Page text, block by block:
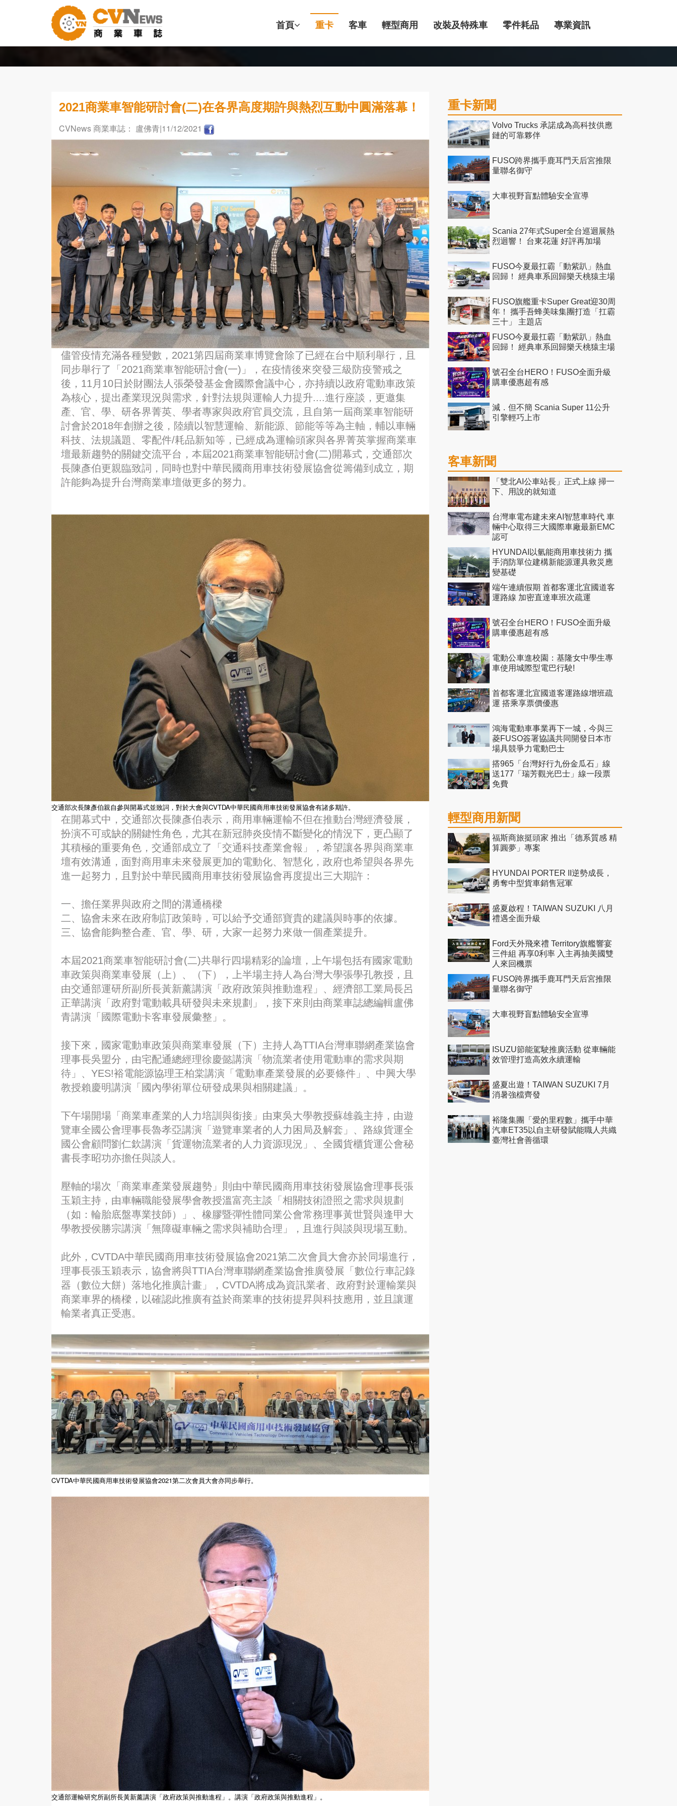
首頁 重卡 客車 輕型商用 改裝及特殊車 零件耗品 專業資訊
2021商業車智能研討會(二)在各界高度期許與熱烈互動中圓滿落幕！
CVNews 商業車誌： 盧佛青|11/12/2021
儘管疫情充滿各種變數，2021第四屆商業車博覽會除了已經在台中順利舉行，且
同步舉行了「2021商業車智能研討會(一)」，在疫情後來突發三級防疫警戒之
後，11月10日於財團法人張榮發基金會國際會議中心，亦持續以政府電動車政策
為核心，提出產業現況與需求，針對法規與運輸人力提升....進行座談，更邀集
產、官、學、研各界菁英、學者專家與政府官員交流，且自第一屆商業車智能研
討會於2018年創辦之後，陸續以智慧運輸、新能源、節能等等為主軸，輔以車輛
科技、法規議題、零配件/耗品新知等，已經成為運輸頭家與各界菁英掌握商業車
壇最新趨勢的關鍵交流平台，本屆2021商業車智能研討會(二)開幕式，交通部次
長陳彥伯更親臨致詞，同時也對中華民國商用車技術發展協會從籌備到成立，期
許能夠為提升台灣商業車壇做更多的努力。
交通部次長陳彥伯親自參與開幕式並致詞，對於大會與CVTDA中華民國商用車技術發展協會有諸多期許。
在開幕式中，交通部次長陳彥伯表示，商用車輛運輸不但在推動台灣經濟發展，
扮演不可或缺的關鍵性角色，尤其在新冠肺炎疫情不斷變化的情況下，更凸顯了
其積極的重要角色，交通部成立了「交通科技產業會報」，希望讓各界與商業車
壇有效溝通，面對商用車未來發展更加的電動化、智慧化，政府也希望與各界先
進一起努力，且對於中華民國商用車技術發展協會再度提出三大期許：
一、擔任業界與政府之間的溝通橋樑
二、協會未來在政府制訂政策時，可以給予交通部寶貴的建議與時事的依據。
三、協會能夠整合產、官、學、研，大家一起努力來做一個產業提升。
本屆2021商業車智能研討會(二)共舉行四場精彩的論壇，上午場包括有國家電動
車政策與商業車發展（上）、（下），上半場主持人為台灣大學張學孔教授，且
由交通部運研所副所長黃新薰講演「政府政策與推動進程」、經濟部工業局長呂
正華講演「政府對電動載具研發與未來規劃」，接下來則由商業車誌總編輯盧佛
青講演「國際電動卡客車發展彙整」。
接下來，國家電動車政策與商業車發展（下）主持人為TTIA台灣車聯網產業協會
理事長吳盟分，由宅配通總經理徐慶懿講演「物流業者使用電動車的需求與期
待」、YES!裕電能源協理王柏棠講演「電動車產業發展的必要條件」、中興大學
教授賴慶明講演「國內學術單位研發成果與相關建議」。
下午場開場「商業車產業的人力培訓與銜接」由東吳大學教授蘇雄義主持，由遊
覽車全國公會理事長魯孝亞講演「遊覽車業者的人力困局及解套」、路線貨運全
國公會顧問劉仁欽講演「貨運物流業者的人力資源現況」、全國貨櫃貨運公會秘
書長李昭功亦擔任與談人。
壓軸的場次「商業車產業發展趨勢」則由中華民國商用車技術發展協會理事長張
玉穎主持，由車輛職能發展學會教授溫富亮主談「相關技術證照之需求與規劃
（如：輪胎底盤專業技師）」、橡膠暨彈性體同業公會常務理事黃世賢與逢甲大
學教授侯勝宗講演「無障礙車輛之需求與補助合理」，且進行與談與現場互動。
此外，CVTDA中華民國商用車技術發展協會2021第二次會員大會亦於同場進行，
理事長張玉穎表示，協會將與TTIA台灣車聯網產業協會推廣發展「數位行車記錄
器（數位大餅）落地化推廣計畫」，CVTDA將成為資訊業者、政府對於運輸業與
商業車界的橋樑，以確認此推廣有益於商業車的技術提昇與科技應用，並且讓運
輸業者真正受惠。
CVTDA中華民國商用車技術發展協會2021第二次會員大會亦同步舉行。
交通部運輸研究所副所長黃新薰講演「政府政策與推動進程」。講演「政府政策與推動進程」。
重卡新聞
Volvo Trucks 承諾成為高科技供應
鏈的可靠夥伴
FUSO跨界攜手鹿耳門天后宮推限
量聯名御守
大車視野盲點體驗安全宣導
Scania 27年式Super全台巡迴展熱
烈迴響！ 台東花蓮 好評再加場
FUSO今夏最扛霸「動紫趴」熱血
回歸！ 經典車系回歸樂天桃猿主場
FUSO旗艦重卡Super Great迎30周
年！ 攜手吾蜂美味集團打造「扛霸
三十」 主題店
FUSO今夏最扛霸「動紫趴」熱血
回歸！ 經典車系回歸樂天桃猿主場
號召全台HERO！FUSO全面升級
購車優惠超有感
減．但不簡 Scania Super 11公升
引擎輕巧上市
客車新聞
「雙北AI公車站長」正式上線 掃一
下、用說的就知道
台灣車電布建未來AI智慧車時代 車
輛中心取得三大國際車廠最新EMC
認可
HYUNDAI以氫能商用車技術力 攜
手消防單位建構新能源運具救災應
變基礎
端午連續假期 首都客運北宜國道客
運路線 加密直達車班次疏運
號召全台HERO！FUSO全面升級
購車優惠超有感
電動公車進校園：基隆女中學生專
車使用城際型電巴行駛!
首都客運北宜國道客運路線增班疏
運 搭乘享票價優惠
鴻海電動車事業再下一城，今與三
菱FUSO簽署協議共同開發日本市
場具競爭力電動巴士
搭965「台灣好行九份金瓜石」線
送177「瑞芳觀光巴士」線一段票
免費
輕型商用新聞
福斯商旅挺頭家 推出「德系質感 精
算圓夢」專案
HYUNDAI PORTER II逆勢成長，
勇奪中型貨車銷售冠軍
盛夏啟程！TAIWAN SUZUKI 八月
禮遇全面升級
Ford天外飛來禮 Territory旗艦響宴
三件組 再享0利率 入主再抽美國雙
人來回機票
FUSO跨界攜手鹿耳門天后宮推限
量聯名御守
大車視野盲點體驗安全宣導
ISUZU節能駕駛推廣活動 從車輛能
效管理打造高效永續運輸
盛夏出遊！TAIWAN SUZUKI 7月
消暑強檔齊發
裕隆集團「愛的里程數」攜手中華
汽車ET35以自主研發賦能職人共織
臺灣社會善循環